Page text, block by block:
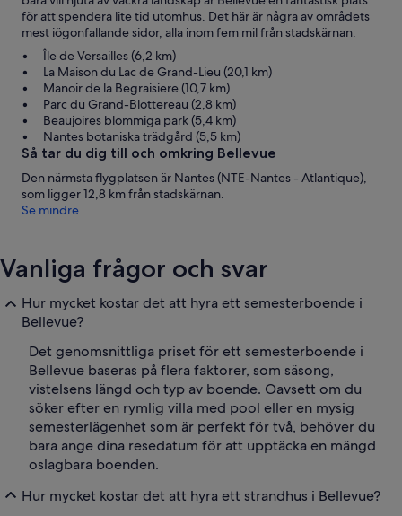
för att spendera lite tid utomhus. Det här är några av områdets
mest iögonfallande sidor, alla inom fem mil från stadskärnan:
Île de Versailles (6,2 km)
La Maison du Lac de Grand-Lieu (20,1 km)
Manoir de la Begraisiere (10,7 km)
Parc du Grand-Blottereau (2,8 km)
Beaujoires blommiga park (5,4 km)
Nantes botaniska trädgård (5,5 km)
Så tar du dig till och omkring Bellevue
Den närmsta flygplatsen är Nantes (NTE-Nantes - Atlantique),
som ligger 12,8 km från stadskärnan.
Se mindre
Vanliga frågor och svar
Hur mycket kostar det att hyra ett semesterboende i
Bellevue?
Det genomsnittliga priset för ett semesterboende i
Bellevue baseras på flera faktorer, som säsong,
vistelsens längd och typ av boende. Oavsett om du
söker efter en rymlig villa med pool eller en mysig
semesterlägenhet som är perfekt för två, behöver du
bara ange dina resedatum för att upptäcka en mängd
oslagbara boenden.
Hur mycket kostar det att hyra ett strandhus i Bellevue?